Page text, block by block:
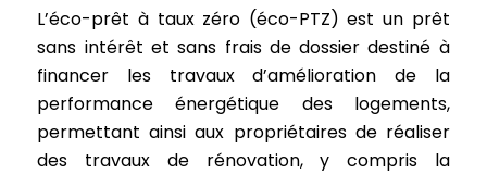
L’éco-prêt à taux zéro (éco-PTZ) est un prêt
sans intérêt et sans frais de dossier destiné à
financer les travaux d’amélioration de la
performance énergétique des logements,
permettant ainsi aux propriétaires de réaliser
des travaux de rénovation, y compris la